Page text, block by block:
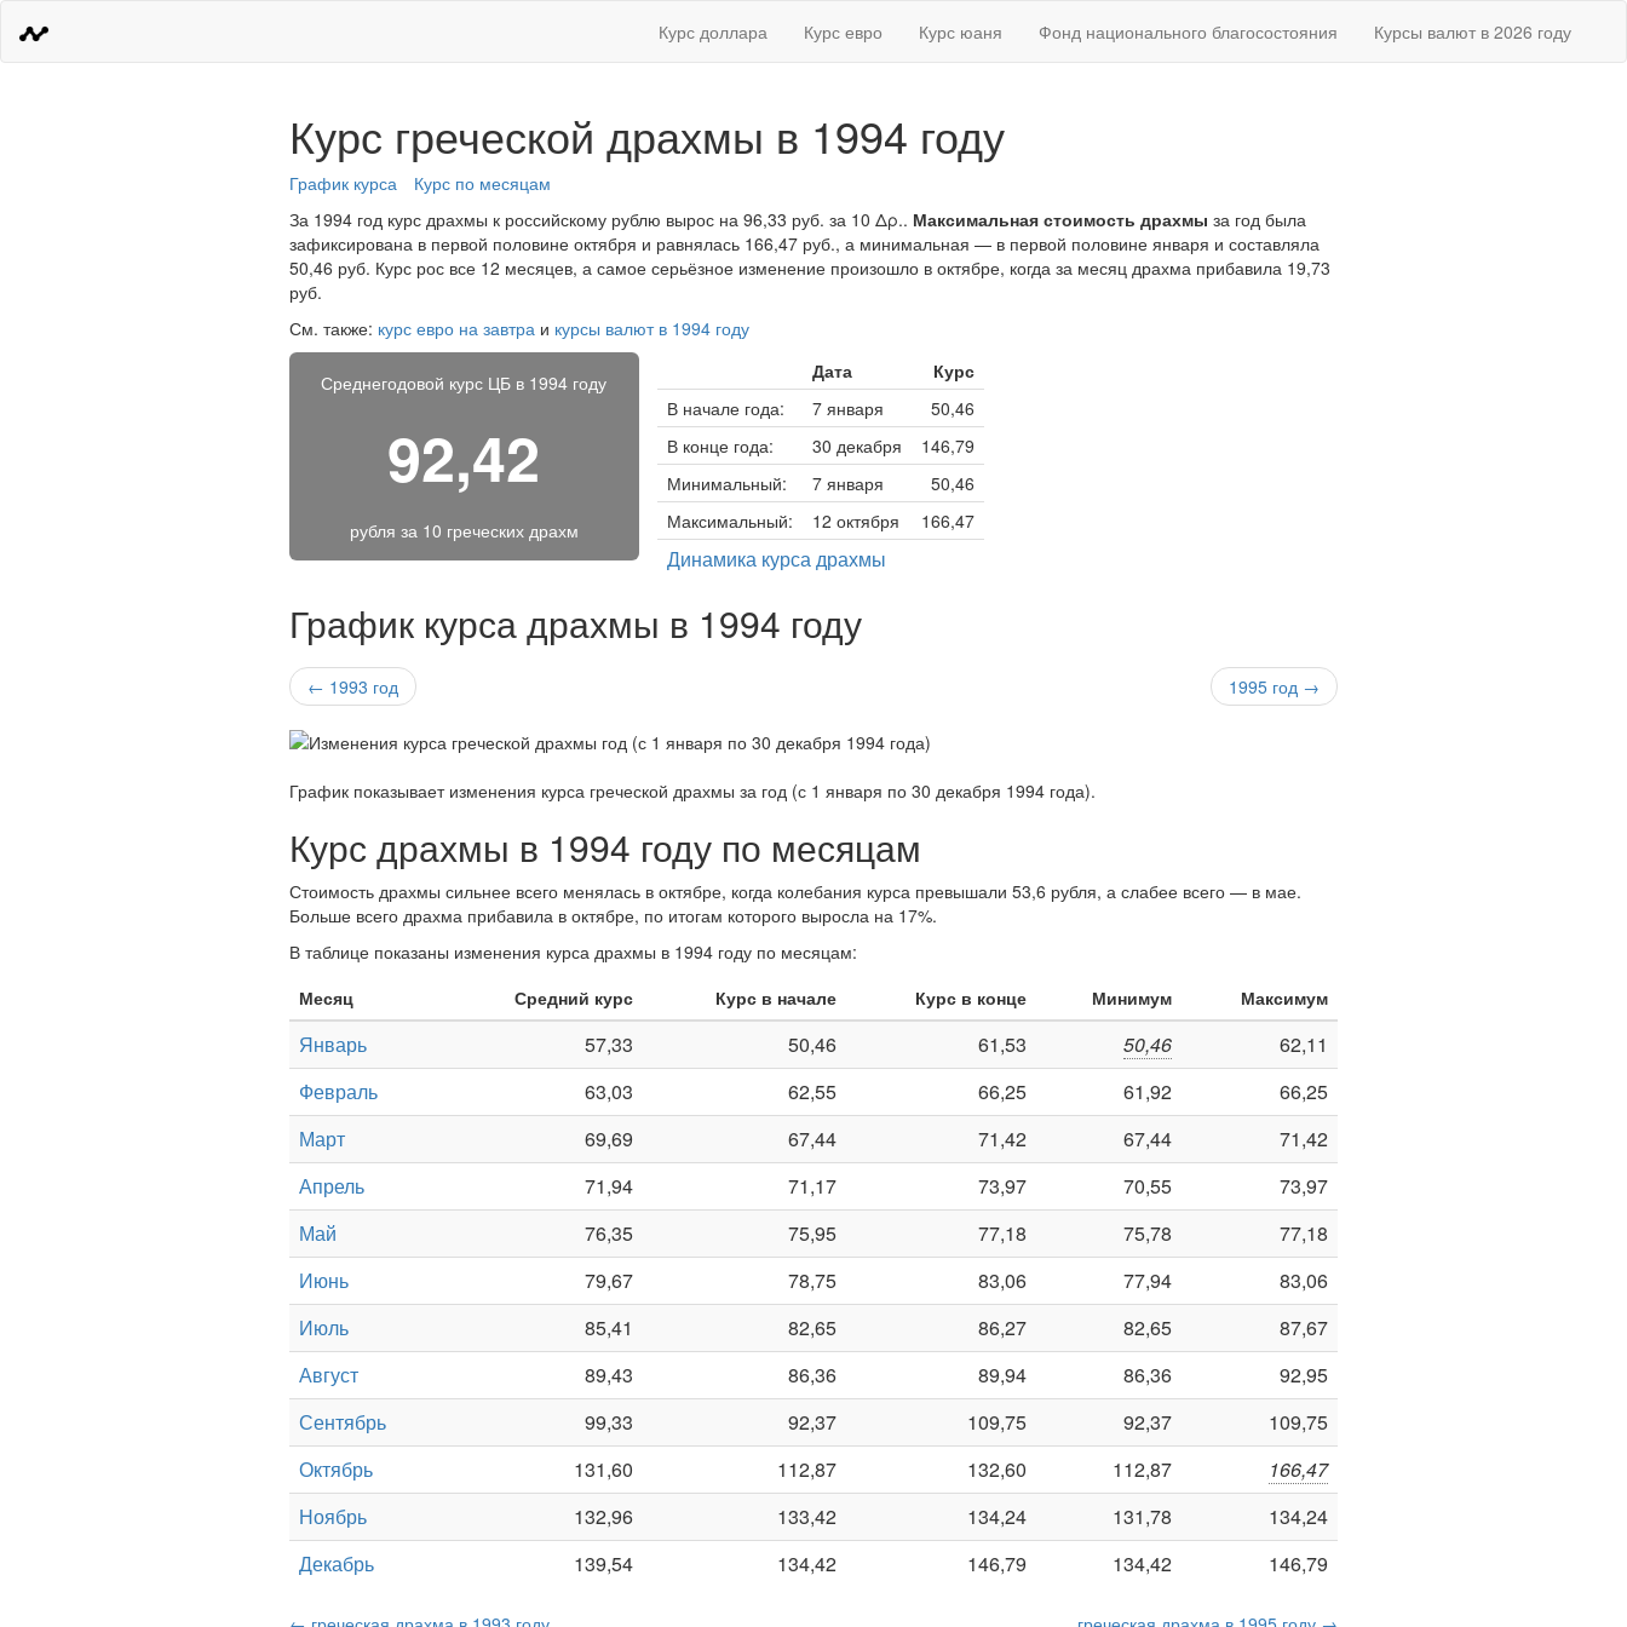
Курс доллара Курс евро Курс юаня Фонд национального благосостояния Курсы валют в 2026 году
Курс греческой драхмы в 1994 году
График курса
Курс по месяцам
За 1994 год курс драхмы к российскому рублю вырос на 96,33 руб. за 10 Δρ.. Максимальная стоимость драхмы за год была
зафиксирована в первой половине октября и равнялась 166,47 руб., а минимальная — в первой половине января и составляла
50,46 руб. Курс рос все 12 месяцев, а самое серьёзное изменение произошло в октябре, когда за месяц драхма прибавила 19,73
руб.
См. также: курс евро на завтра и курсы валют в 1994 году
Среднегодовой курс ЦБ в 1994 году
92,42
рубля за 10 греческих драхм
Дата
Курс
В начале года:
7 января
50,46
В конце года:
30 декабря
146,79
Минимальный:
7 января
50,46
Максимальный:
12 октября 166,47
Динамика курса драхмы
График курса драхмы в 1994 году
← 1993 год 1995 год →
График показывает изменения курса греческой драхмы за год (с 1 января по 30 декабря 1994 года).
Курс драхмы в 1994 году по месяцам
Стоимость драхмы сильнее всего менялась в октябре, когда колебания курса превышали 53,6 рубля, а слабее всего — в мае.
Больше всего драхма прибавила в октябре, по итогам которого выросла на 17%.
В таблице показаны изменения курса драхмы в 1994 году по месяцам:
Месяц
Средний курс Курс в начале Курс в конце Минимум Максимум
Январь 57,33 50,46 61,53 50,46
62,11
Февраль
63,03 62,55 66,25 61,92
66,25
Март
69,69 67,44 71,42 67,44
71,42
Апрель
71,94 71,17 73,97 70,55
73,97
Май
76,35 75,95 77,18 75,78
77,18
Июнь
79,67 78,75 83,06 77,94
83,06
Июль
85,41 82,65 86,27 82,65
87,67
Август
89,43 86,36 89,94 86,36
92,95
Сентябрь
99,33 92,37 109,75 92,37
109,75
Октябрь
131,60 112,87 132,60 112,87
166,47
Ноябрь
132,96 133,42 134,24 131,78
134,24
Декабрь
139,54 134,42 146,79 134,42 146,79